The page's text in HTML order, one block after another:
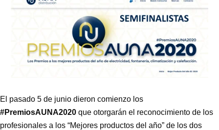
El pasado 5 de junio dieron comienzo los
#PremiosAUNA2020 que otorgarán el reconocimiento de los
profesionales a los “Mejores productos del año” de los dos